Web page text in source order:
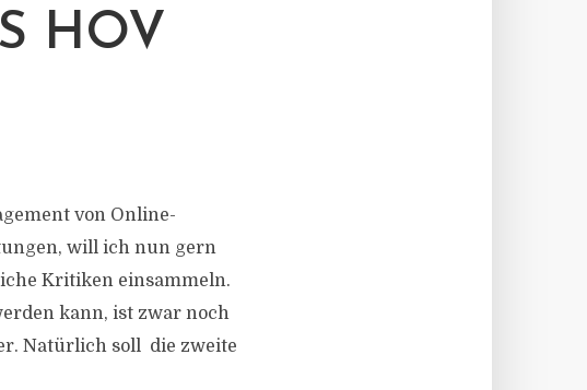
HOV
von Online-
will ich nun gern
Kritiken einsammeln.
kann, ist zwar noch
Natürlich soll die zweite